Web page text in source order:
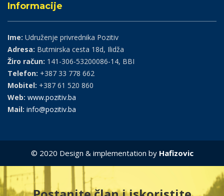
Informacije
Ime: Udruženje privrednika Pozitiv
Adresa: Butmirska cesta 18d, Ilidža
Žiro račun: 141-306-53200086-14, BBI
Telefon: +387 33 778 662
Mobitel: +387 61 520 860
Web: www.pozitiv.ba
Mail: info@pozitiv.ba
© 2020 Design & implementation by Hafizovic